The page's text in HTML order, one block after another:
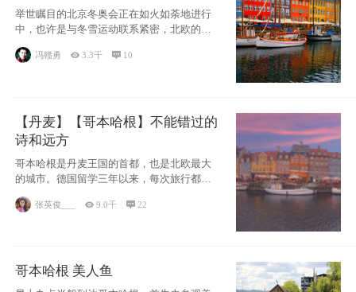
举世瞩目的北京冬奥会正在如火如荼地进行
中，也许是与冬雪运动联系紧密，北欧的一
些国家因
冯赣勇 3.3千  10
【丹麦】【哥本哈根】不能错过的
诗和远方
哥本哈根是丹麦王国的首都，也是北欧最大
的城市。德国留学三年以来，每次旅行都是
张英俊___ 9.0千 22
哥本哈根 美人鱼